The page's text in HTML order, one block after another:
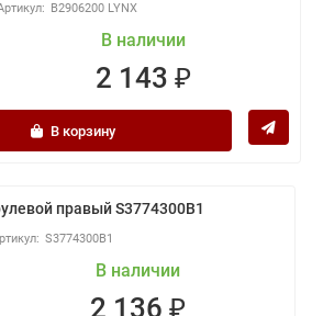
B2906200 LYNX
В наличии
2 143 ₽
В корзину
правый S3774300B1
S3774300B1
В наличии
2 136 ₽